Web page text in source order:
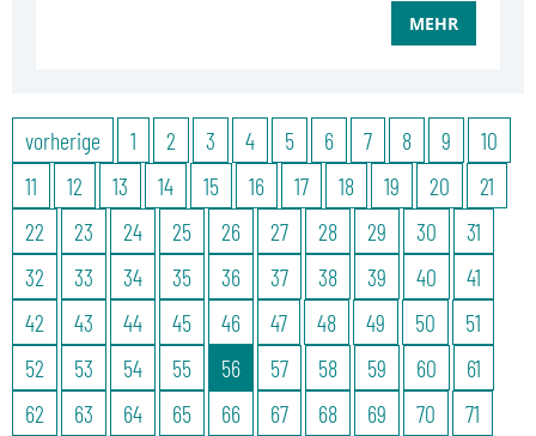
MEHR
vorherige 1 2 3 4 5 6 7 8 9
10
11
12 13 14 15 16 17 18 19 20
21
22
23 24 25 26 27 28 29 30
31
32
33 34 35 36 37 38 39 40
41
42
43 44 45 46 47 48 49 50
51
52
53 54 55 56 57 58 59 60
61
62
63 64 65 66 67 68 69 70
71